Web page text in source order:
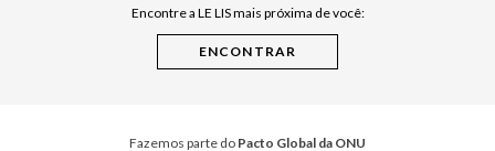
Cuidados CasaEncontre a LE LIS mais próxima de você:
Fazemos parte do Pacto Global da ONU